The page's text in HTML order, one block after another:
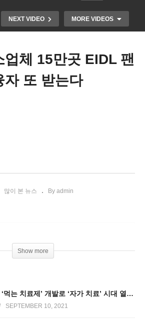
NEXT VIDEO MORE VIDEOS
업체 15만곳 EIDL 팬
자 또 받는다
많이 본 뉴스 By admin
Show more
코로나 ‘먹는 치료제’ 개발로 ‘자가 치료’ 시대 열리나…
SEPTEMBER 10, 2021